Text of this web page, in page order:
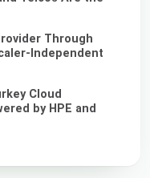
Through
Independent
Cloud
by HPE and